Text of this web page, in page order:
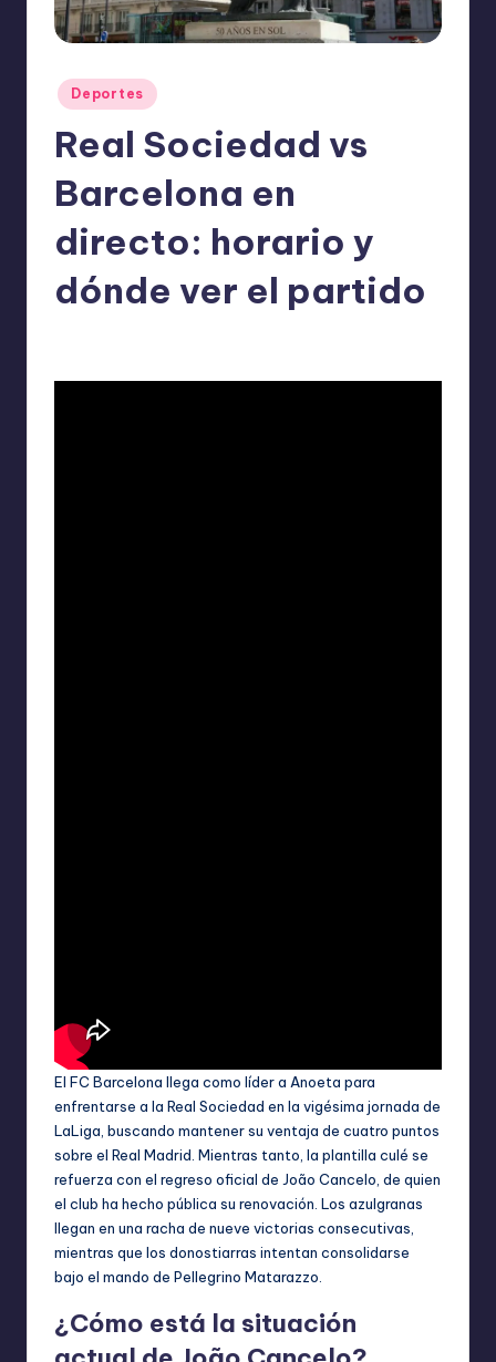
Publicado
en
Deportes
Real Sociedad vs
Barcelona en
directo: horario y
dónde ver el partido
El FC Barcelona llega como líder a Anoeta para
enfrentarse a la Real Sociedad en la vigésima jornada de
LaLiga, buscando mantener su ventaja de cuatro puntos
sobre el Real Madrid. Mientras tanto, la plantilla culé se
refuerza con el regreso oficial de João Cancelo, de quien
el club ha hecho pública su renovación. Los azulgranas
llegan en una racha de nueve victorias consecutivas,
mientras que los donostiarras intentan consolidarse
bajo el mando de Pellegrino Matarazzo.
¿Cómo está la situación